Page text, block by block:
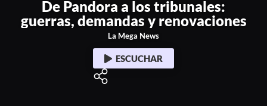
De Pandora a los tribunales:
guerras, demandas y renovaciones
La Mega News
ESCUCHAR